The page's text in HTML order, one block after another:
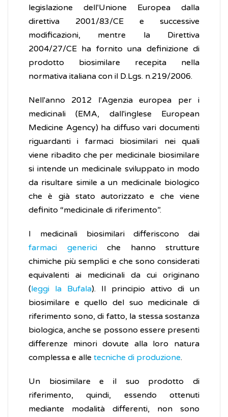
legislazione dell'Unione Europea dalla
direttiva 2001/83/CE e successive
modificazioni, mentre la Direttiva
2004/27/CE ha fornito una definizione di
prodotto biosimilare recepita nella
normativa italiana con il D.Lgs. n.219/2006.
Nell'anno 2012 l'Agenzia europea per i
medicinali (EMA, dall'inglese European
Medicine Agency) ha diffuso vari documenti
riguardanti i farmaci biosimilari nei quali
viene ribadito che per medicinale biosimilare
si intende un medicinale sviluppato in modo
da risultare simile a un medicinale biologico
che è già stato autorizzato e che viene
definito “medicinale di riferimento”.
I medicinali biosimilari differiscono dai
farmaci genericiche hanno strutture
chimiche più semplici e che sono considerati
equivalenti ai medicinali da cui originano
(leggi la Bufala). Il principio attivo di un
biosimilare e quello del suo medicinale di
riferimento sono, di fatto, la stessa sostanza
biologica, anche se possono essere presenti
differenze minori dovute alla loro natura
complessa e alle tecniche di produzione.
Un biosimilare e il suo prodotto di
riferimento, quindi, essendo ottenuti
mediante modalità differenti, non sono